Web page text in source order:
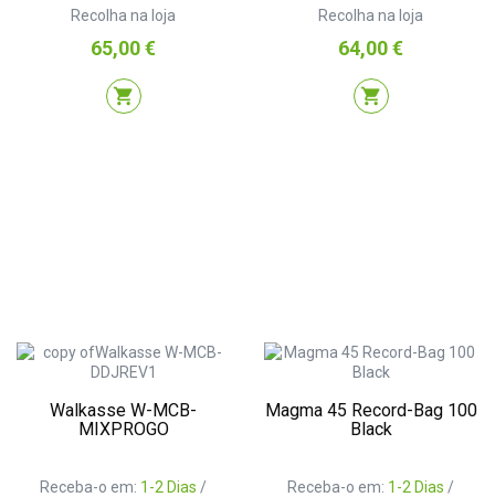
Recolha na loja
Preço
65,00 €
shopping_cart
Recolha na loja
Preço
64,00 €
shopping_cart
Walkasse W-MCB-
MIXPROGO
Receba-o em: 1-2 Dias /
Magma 45 Record-Bag 100
Black
Receba-o em: 1-2 Dias /